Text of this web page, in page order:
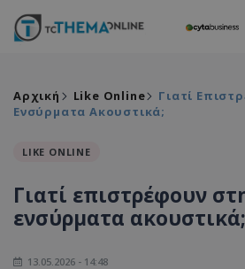
Αρχική Like Online
Γιατί
Ενσύρματα Ακουστικά;
LIKE ONLINE
Γιατί επιστρέφουν
ενσύρματα ακουστικά;
13.05.2026 - 14:48